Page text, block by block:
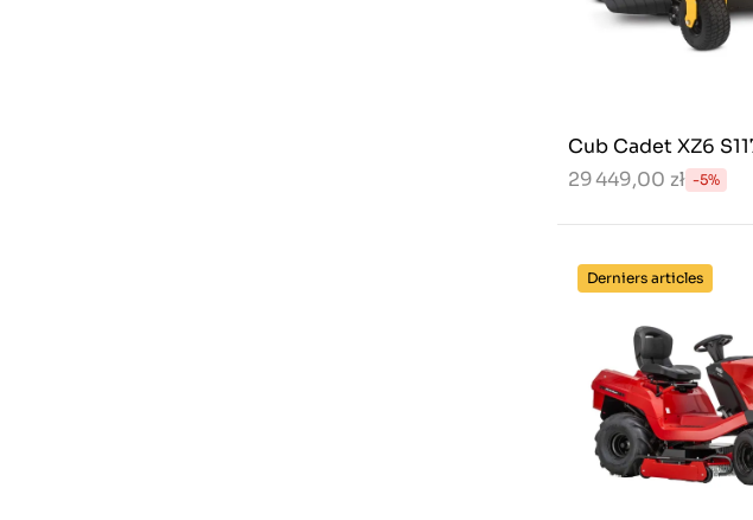
Cub Cadet XZ6
29 449,00 zł -5%
Derniers articles